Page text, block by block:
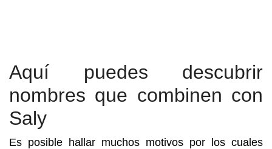
Aquí puedes descubrir
nombres que combinen con
Saly
Es posible hallar muchos motivos por los cuales